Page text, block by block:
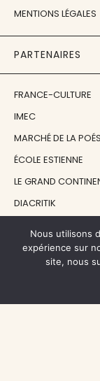
MENTIONS LÉGALES
PARTENAIRES
FRANCE-CULTURE
IMEC
MARCHÉ DE LA
ÉCOLE ESTIENNE
LE GRAND
DIACRITIK
NOS SOUTIENS
CENTRE NATIONAL
Nous utilisons
expérience sur
site, nous